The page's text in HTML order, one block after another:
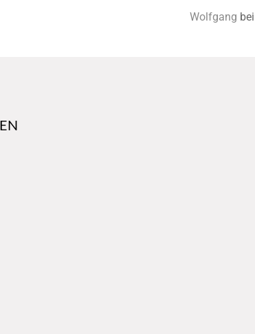
Wolfgang bei